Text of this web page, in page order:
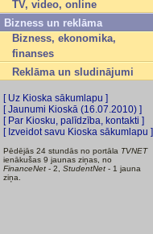
TV, video, online
Bizness un reklāma
Bizness, ekonomika,
finanses
Reklāma un sludinājumi
[ Uz Kioska sākumlapu ]
[ Jaunumi Kioskā (16.07.2010) ]
[ Par Kiosku, palīdzība, kontakti ]
[ Izveidot savu Kioska sākumlapu ]
Pēdējās 24 stundās no portāla TVNET
ienākušas 9 jaunas ziņas, no
FinanceNet - 2, StudentNet - 1 jauna
ziņa.